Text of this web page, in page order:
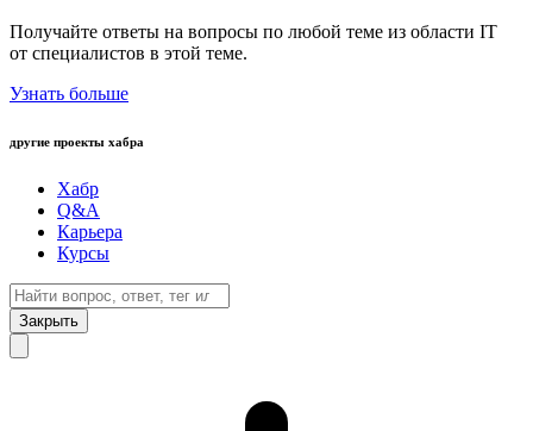
Получайте ответы на вопросы по любой теме из области IT
от специалистов в этой теме.
Узнать больше
другие проекты хабра
Хабр
Q&A
Карьера
Курсы
Закрыть